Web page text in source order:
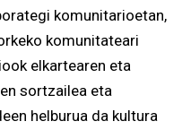
komunitarioetan,
komunitateari
elkartearen eta
sortzailea eta
helburua da kultura